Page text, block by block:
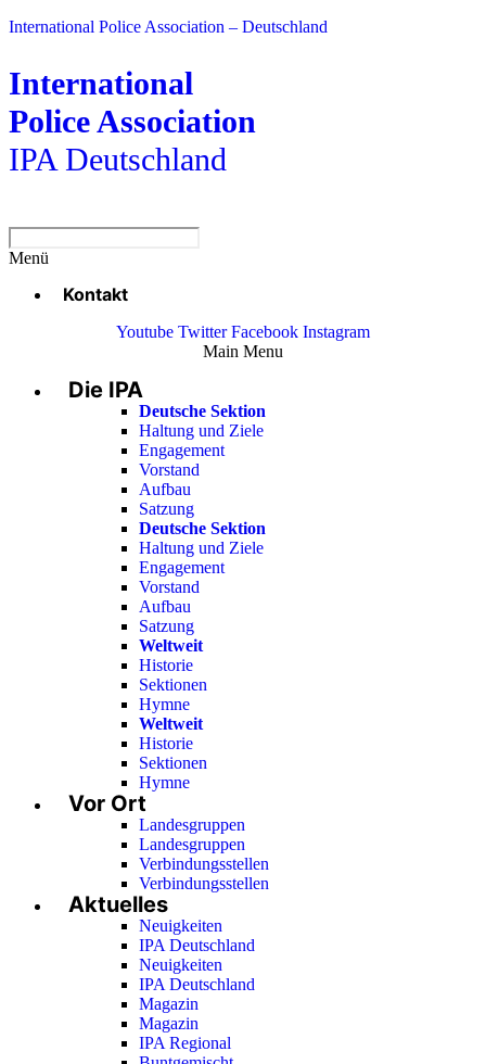
International Police Association – Deutschland
International
Police Association
IPA Deutschland
Menü
Kontakt
Youtube Twitter Facebook Instagram
Main Menu
Die IPA
Deutsche Sektion
Haltung und Ziele
Engagement
Vorstand
Aufbau
Satzung
Deutsche Sektion
Haltung und Ziele
Engagement
Vorstand
Aufbau
Satzung
Weltweit
Historie
Sektionen
Hymne
Weltweit
Historie
Sektionen
Hymne
Vor Ort
Landesgruppen
Landesgruppen
Verbindungsstellen
Verbindungsstellen
Aktuelles
Neuigkeiten
IPA Deutschland
Neuigkeiten
IPA Deutschland
Magazin
Magazin
IPA Regional